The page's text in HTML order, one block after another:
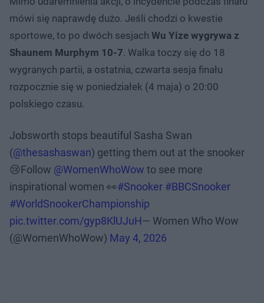
mówi się naprawdę dużo. Jeśli chodzi o kwestie
sportowe, to po dwóch sesjach Wu Yize wygrywa z
Shaunem Murphym 10-7. Walka toczy się do 18
wygranych partii, a ostatnia, czwarta sesja finału
rozpocznie się w poniedziałek (4 maja) o 20:00
polskiego czasu.
Jobsworth stops beautiful Sasha Swan
(@thesashaswan) getting them out at the snooker
😢Follow @WomenWhoWow to see more
inspirational women 👀#Snooker #BBCSnooker
#WorldSnookerChampionship
pic.twitter.com/gyp8KlUJuH— Women Who Wow
(@WomenWhoWow) May 4, 2026